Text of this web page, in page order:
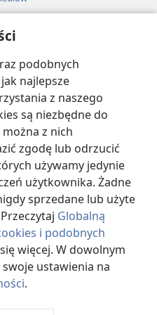
podobnych
najlepsze
z naszego
są niezbędne do
z nich
zgodę lub odrzucić
używamy jedynie
użytkownika. Żadne
sprzedane lub użyte
Globalną
i podobnych
więcej. W dowolnym
ustawienia na
.
Tract Society of Pennsylvania.
PRYWATNOŚCI